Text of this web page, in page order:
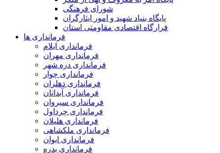
شورای فرهنگی
پایگاه بنیاد شهید و امور ایثارگران
قرارگاه اقتصادی مقاومتی استان
فرمانداری ها
فرمانداری ایلام
فرمانداری مهران
فرمانداری دره شهر
فرمانداری چوار
فرمانداری دهلران
فرمانداری آبدانان
فرمانداری سیروان
فرمانداری چرداول
فرمانداری هلیلان
فرمانداری ملکشاهی
فرمانداری ایوان
فرمانداری بدره